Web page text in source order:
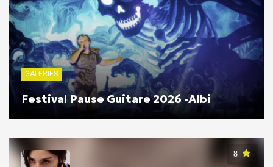
GALERIES
Festival Pause Guitare 2026 -Albi
8